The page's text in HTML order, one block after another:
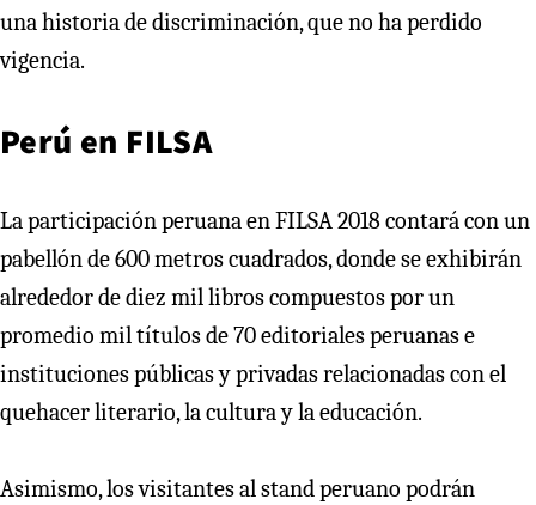
una historia de discriminación, que no ha perdido
vigencia.
Perú en FILSA
La participación peruana en FILSA 2018 contará con un
pabellón de 600 metros cuadrados, donde se exhibirán
alrededor de diez mil libros compuestos por un
promedio mil títulos de 70 editoriales peruanas e
instituciones públicas y privadas relacionadas con el
quehacer literario, la cultura y la educación.
Asimismo, los visitantes al stand peruano podrán